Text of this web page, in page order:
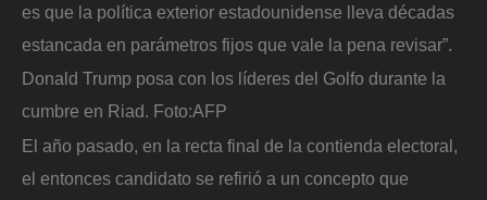
es que la política exterior estadounidense lleva décadas
estancada en parámetros fijos que vale la pena revisar”.
Donald Trump posa con los líderes del Golfo durante la
cumbre en Riad. Foto:AFP
El año pasado, en la recta final de la contienda electoral,
el entonces candidato se refirió a un concepto que